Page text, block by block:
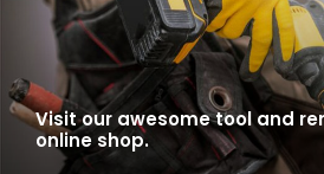
Visit our awesome tool and
online shop.